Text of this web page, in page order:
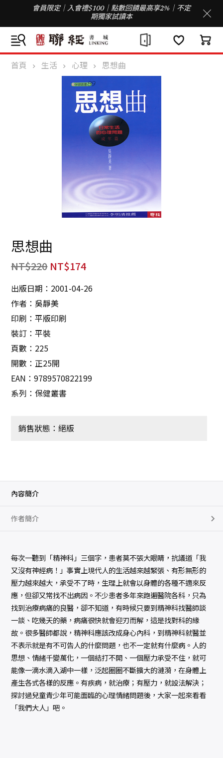
會員限定｜入會禮$100｜點數回饋最高享2%｜不定
期獨家試讀本
首頁 生活 心理 思想曲
思想曲
NT$220 NT$174
出版日期：2001-04-26
作者：吳靜美
印刷：平版印刷
裝訂：平裝
頁數：225
開數：正25開
EAN：9789570822199
系列：保健叢書
銷售狀態：絕版
內容簡介
作者簡介
每次一聽到「精神科」三個字，患者莫不張大眼睛，抗議道「我
又沒有神經病！」事實上現代人的生活越來越緊張、有形無形的
壓力越來越大，承受不了時，生理上就會以身體的各種不適來反
應，但卻又常找不出病因。不少患者多年來跑遍醫院各科，只為
找到治療病痛的良醫，卻不知道，有時候只要到精神科找醫師談
一談、吃幾天的藥，病痛很快就會迎刃而解，這是找對科的緣
故。很多醫師都說，精神科應該改成身心內科，到精神科就醫並
不表示就是有不可告人的什麼問題，也不一定就有什麼病。人的
思想、情緒千變萬化，一個結打不開、一個壓力承受不住，就可
能像一滴水滴入湖中一樣，泛起圈圈不斷擴大的漣漪，在身體上
產生各式各樣的反應。有疾病，就治療；有壓力，就設法解決；
探討過兒童青少年可能面臨的心理情緒問題後，大家一起來看看
「我們大人」吧。